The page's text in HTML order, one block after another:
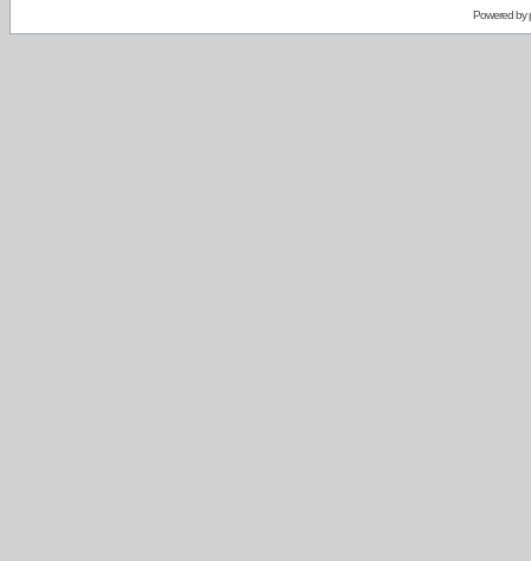
Powered by